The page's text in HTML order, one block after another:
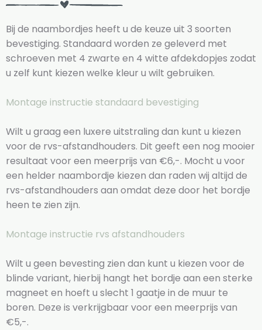
Bij de naambordjes heeft u de keuze uit 3 soorten
bevestiging. Standaard worden ze geleverd met
schroeven met 4 zwarte en 4 witte afdekdopjes zodat
u zelf kunt kiezen welke kleur u wilt gebruiken.
Montage instructie standaard bevestiging
Wilt u graag een luxere uitstraling dan kunt u kiezen
voor de rvs-afstandhouders. Dit geeft een nog mooier
resultaat voor een meerprijs van €6,-. Mocht u voor
een helder naambordje kiezen dan raden wij altijd de
rvs-afstandhouders aan omdat deze door het bordje
heen te zien zijn.
Montage instructie rvs afstandhouders
Wilt u geen bevesting zien dan kunt u kiezen voor de
blinde variant, hierbij hangt het bordje aan een sterke
magneet en hoeft u slecht 1 gaatje in de muur te
boren. Deze is verkrijgbaar voor een meerprijs van
€5,-.